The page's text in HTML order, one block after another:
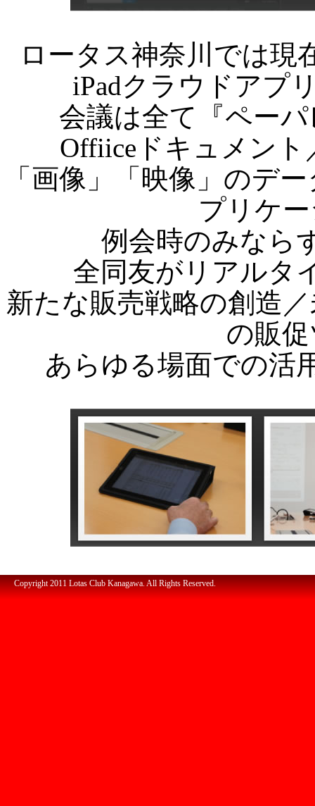
ロータス神奈川では現
iPadクラウドアプ
会議は全て『ペー
Offiiceドキュメン
「画像」「映像」のデ
プリケ
例会時のみなら
全同友がリアルタ
新たな販売戦略の創造
の販
あらゆる場面での活
Copyright 2011 Lotas Club Kanagawa. All Rights Reserved.